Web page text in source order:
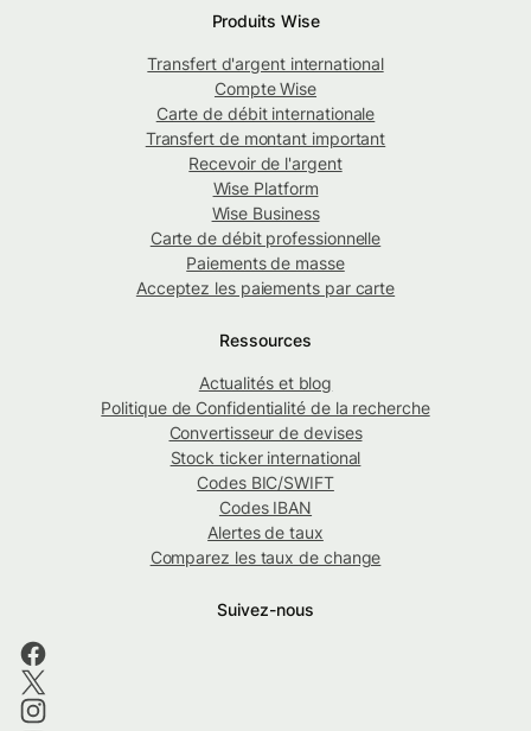
Produits Wise
Transfert d'argent international
Compte Wise
Carte de débit internationale
Transfert de montant important
Recevoir de l'argent
Wise Platform
Wise Business
Carte de débit professionnelle
Paiements de masse
Acceptez les paiements par carte
Ressources
Actualités et blog
Politique de Confidentialité de la recherche
Convertisseur de devises
Stock ticker international
Codes BIC/SWIFT
Codes IBAN
Alertes de taux
Comparez les taux de change
Suivez-nous